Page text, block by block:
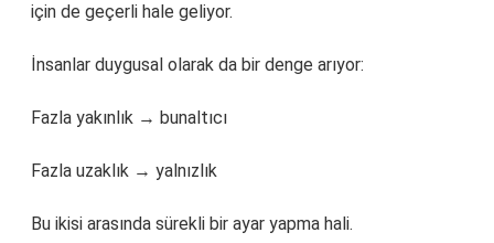
için de geçerli hale geliyor.
İnsanlar duygusal olarak da bir denge arıyor:
Fazla yakınlık → bunaltıcı
Fazla uzaklık → yalnızlık
Bu ikisi arasında sürekli bir ayar yapma hali.